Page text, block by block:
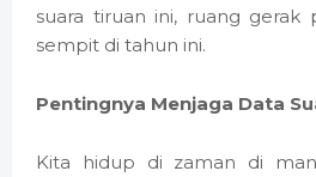
suara tiruan ini, ruang gerak
sempit di tahun ini.
Pentingnya Menjaga Data
Kita hidup di zaman di